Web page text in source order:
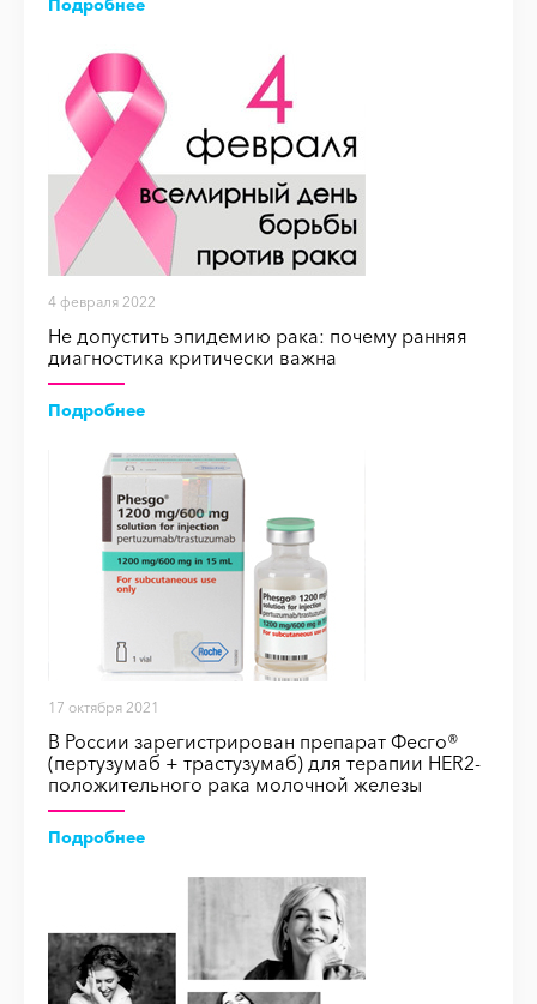
Подробнее
4 февраля 2022
Не допустить эпидемию рака: почему ранняя
диагностика критически важна
Подробнее
17 октября 2021
В России зарегистрирован препарат Фесго®
(пертузумаб + трастузумаб) для терапии HER2-
положительного рака молочной железы
Подробнее